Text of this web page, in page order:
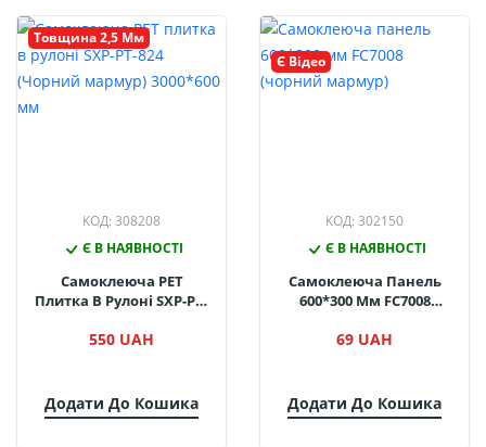
Товщина 2,5 Мм
КОД: 308208
Є В НАЯВНОСТІ
Самоклеюча PET
Плитка В Рулоні SXP-PT-
3000*600 Мм
550 UAH
Додати До Кошика
Є Відео
КОД: 302150
Є В НАЯВНОСТІ
Самоклеюча Панель
600*300 Мм FC7008
69 UAH
Додати До Кошика